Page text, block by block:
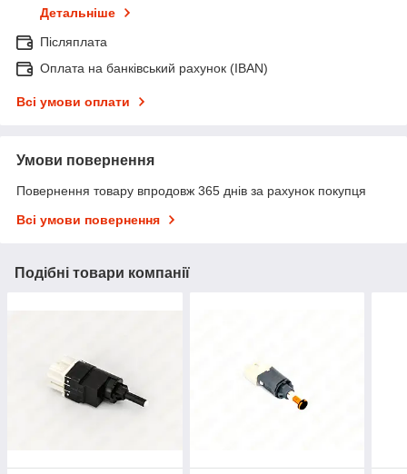
Детальніше
Післяплата
Оплата на банківський рахунок (IBAN)
Всі умови оплати
Умови повернення
Повернення товару впродовж 365 днів за рахунок покупця
Всі умови повернення
Подібні товари компанії